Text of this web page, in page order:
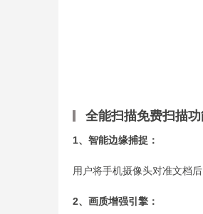
全能扫描免费扫描功
1、智能边缘捕捉：
用户将手机摄像头对准文档
2、画质增强引擎：